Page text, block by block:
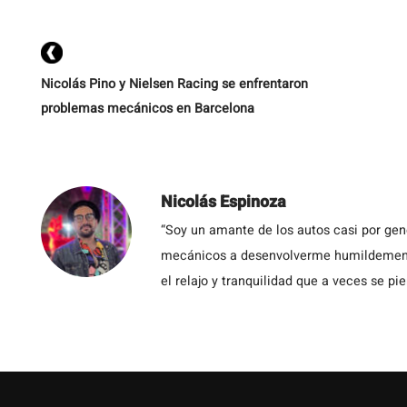
Nicolás Pino y Nielsen Racing se enfrentaron
problemas mecánicos en Barcelona
Nicolás Espinoza
“Soy un amante de los autos casi por
mecánicos a desenvolverme
el relajo y tranquilidad que a veces se